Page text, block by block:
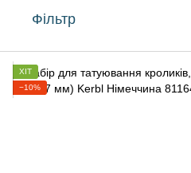
Фільтр
ХІТ
−10%